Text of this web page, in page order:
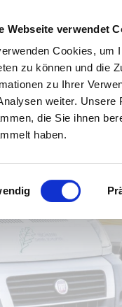
Webseite verwendet
Cookies, um
zu können und die
zu Ihrer
weiter.
die Sie ihnen
haben.
Ihr